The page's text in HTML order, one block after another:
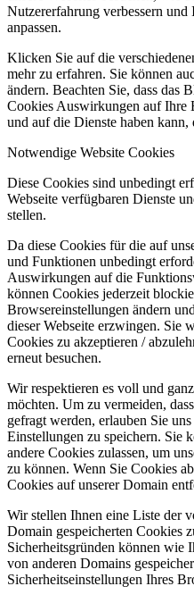
Nutzererfahrung verbessern
anpassen.
Klicken Sie auf die
mehr zu erfahren. Sie können
ändern. Beachten Sie, dass das
Cookies Auswirkungen auf Ihre
und auf die Dienste haben
Notwendige Website Cookies
Diese Cookies sind unbedingt
Webseite verfügbaren Dienste
stellen.
Da diese Cookies für die auf
und Funktionen unbedingt
Auswirkungen auf die
können Cookies jederzeit
Browsereinstellungen ändern
dieser Webseite erzwingen. Sie
Cookies zu akzeptieren /
erneut besuchen.
Wir respektieren es voll und
möchten. Um zu vermeiden,
gefragt werden, erlauben Sie
Einstellungen zu speichern. Sie
andere Cookies zulassen, um
zu können. Wenn Sie Cookies
Cookies auf unserer Domain
Wir stellen Ihnen eine Liste der
Domain gespeicherten Cookies
Sicherheitsgründen können wie
von anderen Domains
Sicherheitseinstellungen Ihres